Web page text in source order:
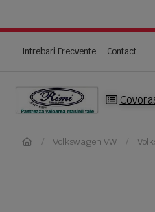
Intrebari Frecvente Contact
Volkswagen VW